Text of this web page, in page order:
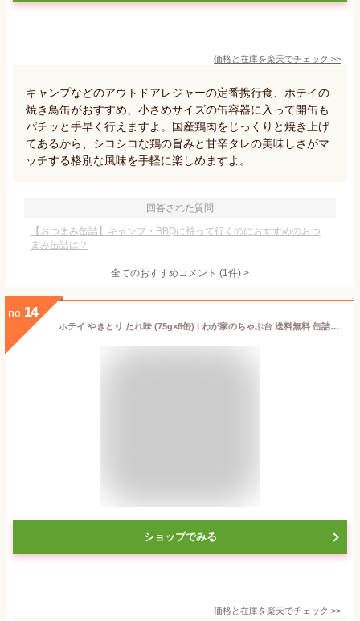
価格と在庫を楽天でチェック >>
キャンプなどのアウトドアレジャーの定番携行食、ホテイの
焼き鳥缶がおすすめ、小さめサイズの缶容器に入って開缶も
パチッと手早く行えますよ。国産鶏肉をじっくりと焼き上げ
てあるから、シコシコな鶏の旨みと甘辛タレの美味しさがマ
ッチする格別な風味を手軽に楽しめますよ。
回答された質問
【おつまみ缶詰】キャンプ・BBQに持って行くのにおすすめのおつ
まみ缶詰は？
全てのおすすめコメント (1件) >
no. 14
ホテイ やきとり たれ味 (75g×6缶) | わが家のちゃぶ台 送料無料 缶詰め ほていのやきとり やきとり 焼き鳥 かんづめ ホテイフーズ 鶏肉 宇宙食 静岡 畜肉缶詰 常温保存 防災備蓄 国産 ほてい 缶 仕送り 一人暮らし 常備食 YAKITORI HOTEI 保存食 焼鳥 メール便
ショップでみる
価格と在庫を楽天でチェック >>